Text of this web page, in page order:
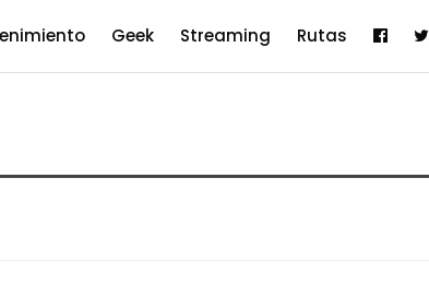
Geek Streaming Rutas